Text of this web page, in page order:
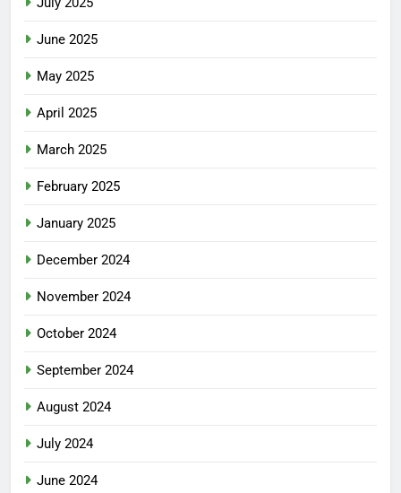
June 2025
May 2025
April 2025
March 2025
February 2025
January 2025
December 2024
November 2024
October 2024
September 2024
August 2024
July 2024
June 2024